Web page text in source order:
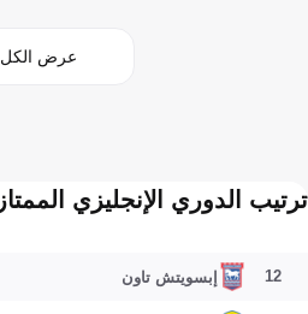
عرض الكل
ترتيب الدوري الإنجليزي الممتاز
12 إبسويتش تاون